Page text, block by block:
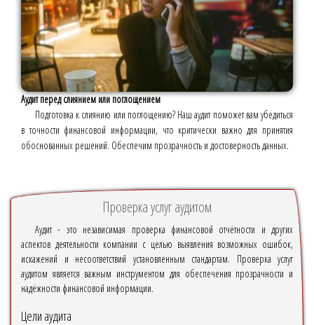
Аудит перед слиянием или поглощением
Подготовка к слиянию или поглощению? Наш аудит поможет вам убедиться
в точности финансовой информации, что критически важно для принятия
обоснованных решений. Обеспечим прозрачность и достоверность данных.
Проверка услуг аудитом
Аудит - это независимая проверка финансовой отчётности и других
аспектов деятельности компании с целью выявления возможных ошибок,
искажений и несоответствий установленным стандартам. Проверка услуг
аудитом является важным инструментом для обеспечения прозрачности и
надёжности финансовой информации.
Цели аудита